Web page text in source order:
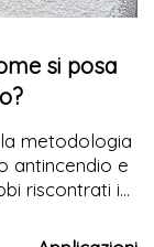
si posa
metodologia
antincendio e
riscontrati in